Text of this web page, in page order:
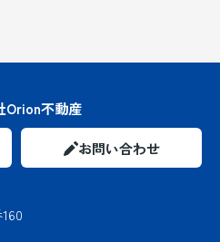
Orion不動産
お問い合わせ